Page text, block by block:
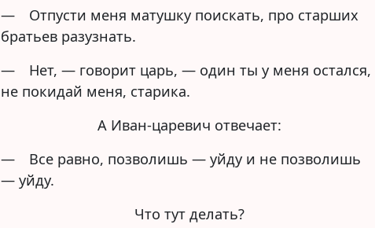
— Отпусти меня матушку поискать, про старших
братьев разузнать.
— Нет, — говорит царь, — один ты у меня остался,
не покидай меня, старика.
А Иван-царевич отвечает:
— Все равно, позволишь — уйду и не позволишь
— уйду.
Что тут делать?